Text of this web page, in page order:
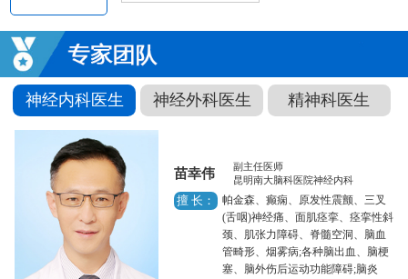
神经内科医生 神经外科医生 精神科医生
苗幸伟
副主任医师
昆明南大脑科医院神经内科
擅 长：
帕金森、癫痫、原发性震颤、三叉
(舌咽)神经痛、面肌痉挛、痉挛性斜
颈、肌张力障碍、脊髓空洞、脑血
管畸形、烟雾病;各种脑出血、脑梗
塞、脑外伤后运动功能障碍;脑炎